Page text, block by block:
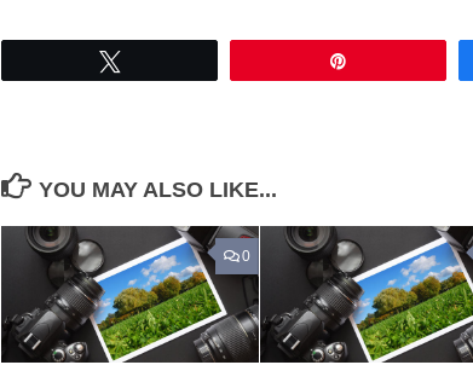
Share on Facebook Share on LinkedIn
YOU MAY ALSO LIKE...
0